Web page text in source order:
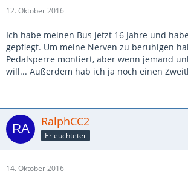
12. Oktober 2016
Ich habe meinen Bus jetzt 16 Jahre und
gepflegt. Um meine Nerven zu beruhigen
Pedalsperre montiert, aber wenn jemand
will... Außerdem hab ich ja noch einen
RalphCC2
Erleuchteter
14. Oktober 2016